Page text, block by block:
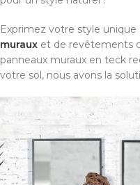
Exprimez votre style
muraux et de revêtements
panneaux muraux en teck
votre sol, nous avons la